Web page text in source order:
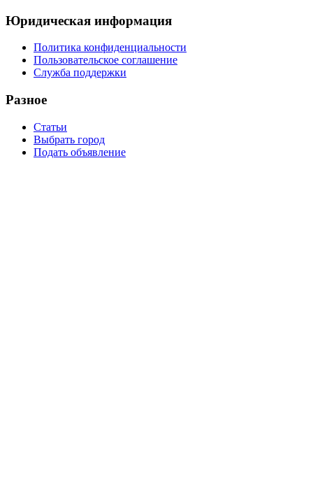
Юридическая информация
Политика конфиденциальности
Пользовательское соглашение
Служба поддержки
Разное
Статьи
Выбрать город
Подать объявление